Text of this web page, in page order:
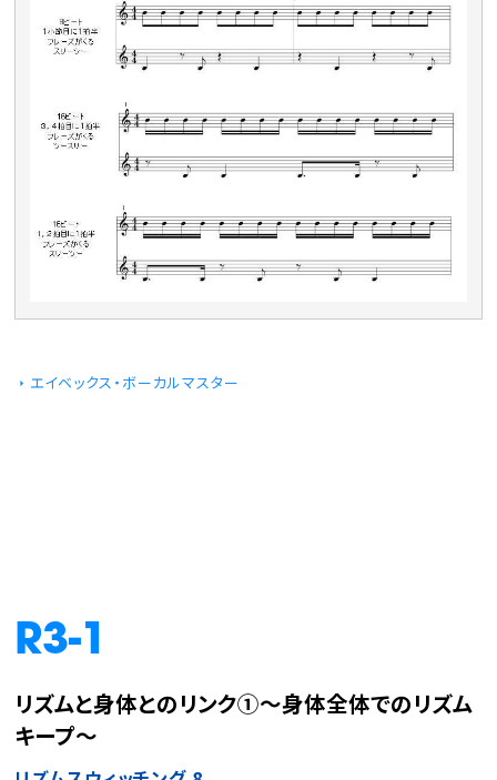
エイベックス・ボーカルマスター
R3-1
リズムと身体とのリンク①～身体全体でのリズム
キープ～